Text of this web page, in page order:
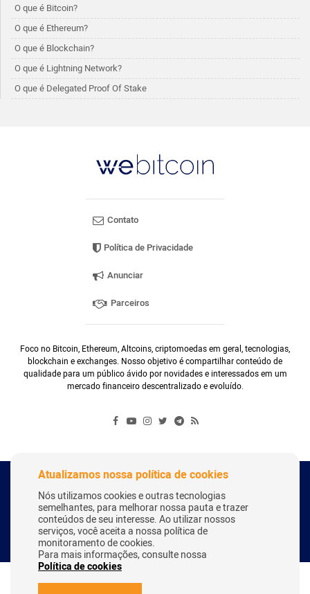
O que é Bitcoin?
O que é Ethereum?
O que é Blockchain?
O que é Lightning Network?
O que é Delegated Proof Of Stake
Contato
Política de Privacidade
Anunciar
Parceiros
Foco no Bitcoin, Ethereum, Altcoins, criptomoedas em geral, tecnologias,
blockchain e exchanges. Nosso objetivo é compartilhar conteúdo de
qualidade para um público ávido por novidades e interessados em um
mercado financeiro descentralizado e evoluído.
Copyright Webitcoin 2018 - Todos os Direitos Reservados
Desenvolvido por: Herick Correa
Atualizamos nossa política de cookies
Nós utilizamos cookies e outras tecnologias
semelhantes, para melhorar nossa pauta e trazer
conteúdos de seu interesse. Ao utilizar nossos
serviços, você aceita a nossa política de
monitoramento de cookies.
Para mais informações, consulte nossa
Política de cookies